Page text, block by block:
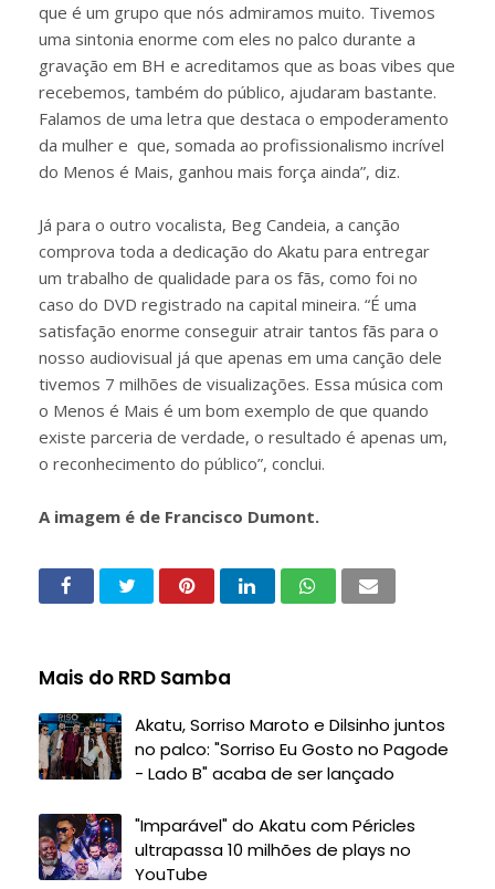
que é um grupo que nós admiramos muito. Tivemos
uma sintonia enorme com eles no palco durante a
gravação em BH e acreditamos que as boas vibes que
recebemos, também do público, ajudaram bastante.
Falamos de uma letra que destaca o empoderamento
da mulher e que, somada ao profissionalismo incrível
do Menos é Mais, ganhou mais força ainda”, diz.
Já para o outro vocalista, Beg Candeia, a canção
comprova toda a dedicação do Akatu para entregar
um trabalho de qualidade para os fãs, como foi no
caso do DVD registrado na capital mineira. “É uma
satisfação enorme conseguir atrair tantos fãs para o
nosso audiovisual já que apenas em uma canção dele
tivemos 7 milhões de visualizações. Essa música com
o Menos é Mais é um bom exemplo de que quando
existe parceria de verdade, o resultado é apenas um,
o reconhecimento do público”, conclui.
A imagem é de Francisco Dumont.
Mais do RRD Samba
Akatu, Sorriso Maroto e Dilsinho juntos
no palco: "Sorriso Eu Gosto no Pagode
- Lado B" acaba de ser lançado
"Imparável" do Akatu com Péricles
ultrapassa 10 milhões de plays no
YouTube